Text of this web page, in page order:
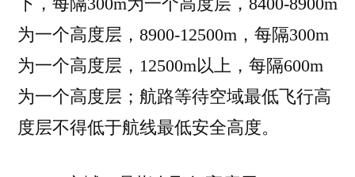
为一个高度层，8900-12500m，每隔300m
为一个高度层，12500m以上，每隔600m
为一个高度层；航路等待空域最低飞行高
度层不得低于航线最低安全高度。